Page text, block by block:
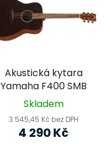
Akustická kytara
Yamaha F400 SMB
Skladem
3 545,45 Kč bez DPH
4 290 Kč